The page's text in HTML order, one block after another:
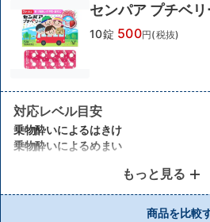
センパア プチベリ
10錠 500円(税抜)
対応レベル目安
乗物酔いによるはきけ
乗物酔いによるめまい
もっと見る
商品を比較